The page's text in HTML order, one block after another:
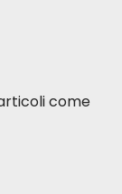
come